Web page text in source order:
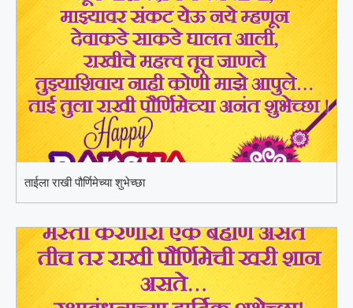
ताईला राखी पौर्णिमेच्या शुभेच्छा